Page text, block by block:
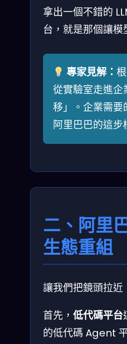
拿出一個不錯的
台，就是那個讓模
專家見解：
從實驗室走進
移」。企業需要
阿里巴巴的這步
二、阿里
生態重組
讓我們把鏡頭拉近
首先， 低代碼平台
的低代碼 Agent